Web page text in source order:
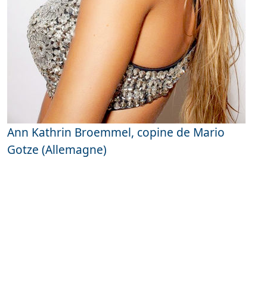
Ann Kathrin Broemmel, copine de Mario
Gotze (Allemagne)